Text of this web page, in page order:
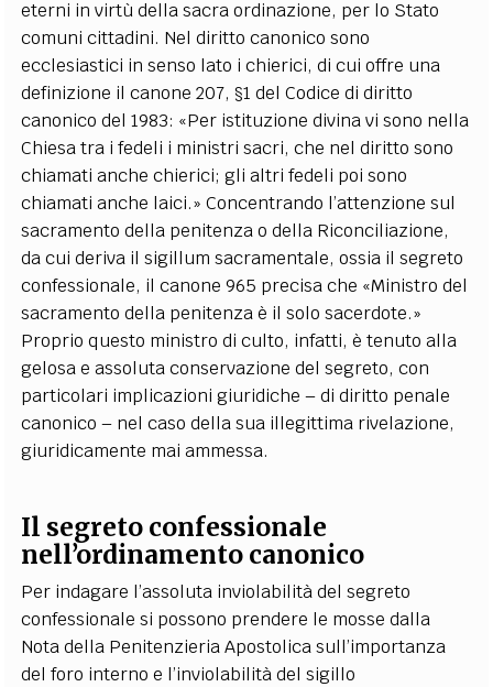
eterni in virtù della sacra ordinazione, per lo Stato
comuni cittadini. Nel diritto canonico sono
ecclesiastici in senso lato i chierici, di cui offre una
definizione il canone 207, §1 del Codice di diritto
canonico del 1983: «Per istituzione divina vi sono nella
Chiesa tra i fedeli i ministri sacri, che nel diritto sono
chiamati anche chierici; gli altri fedeli poi sono
chiamati anche laici.» Concentrando l’attenzione sul
sacramento della penitenza o della Riconciliazione,
da cui deriva il sigillum sacramentale, ossia il segreto
confessionale, il canone 965 precisa che «Ministro del
sacramento della penitenza è il solo sacerdote.»
Proprio questo ministro di culto, infatti, è tenuto alla
gelosa e assoluta conservazione del segreto, con
particolari implicazioni giuridiche – di diritto penale
canonico – nel caso della sua illegittima rivelazione,
giuridicamente mai ammessa.
Il segreto confessionale
nell’ordinamento canonico
Per indagare l’assoluta inviolabilità del segreto
confessionale si possono prendere le mosse dalla
Nota della Penitenzieria Apostolica sull’importanza
del foro interno e l’inviolabilità del sigillo